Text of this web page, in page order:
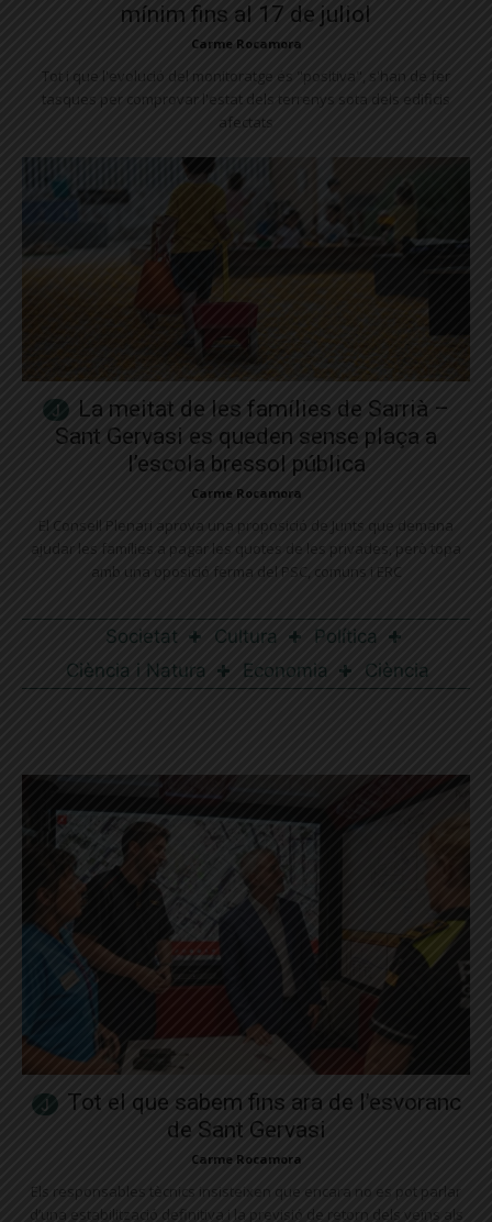
mínim fins al 17 de juliol
Carme Rocamora
Tot i que l'evolució del monitoratge és "positiva", s'han de fer
tasques per comprovar l'estat dels terrenys sota dels edificis
afectats
La meitat de les famílies de Sarrià –
Sant Gervasi es queden sense plaça a
l’escola bressol pública
Carme Rocamora
El Consell Plenari aprova una proposició de Junts que demana
ajudar les famílies a pagar les quotes de les privades, però topa
amb una oposició ferma del PSC, comuns i ERC
Societat Cultura
Política
Ciència i Natura
Economia Ciència
Tot el que sabem fins ara de l’esvoranc
de Sant Gervasi
Carme Rocamora
Els responsables tècnics insisteixen que encara no es pot parlar
d’una estabilització definitiva i la previsió de retorn dels veïns als